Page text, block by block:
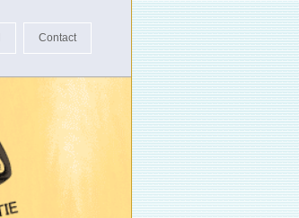
Contact